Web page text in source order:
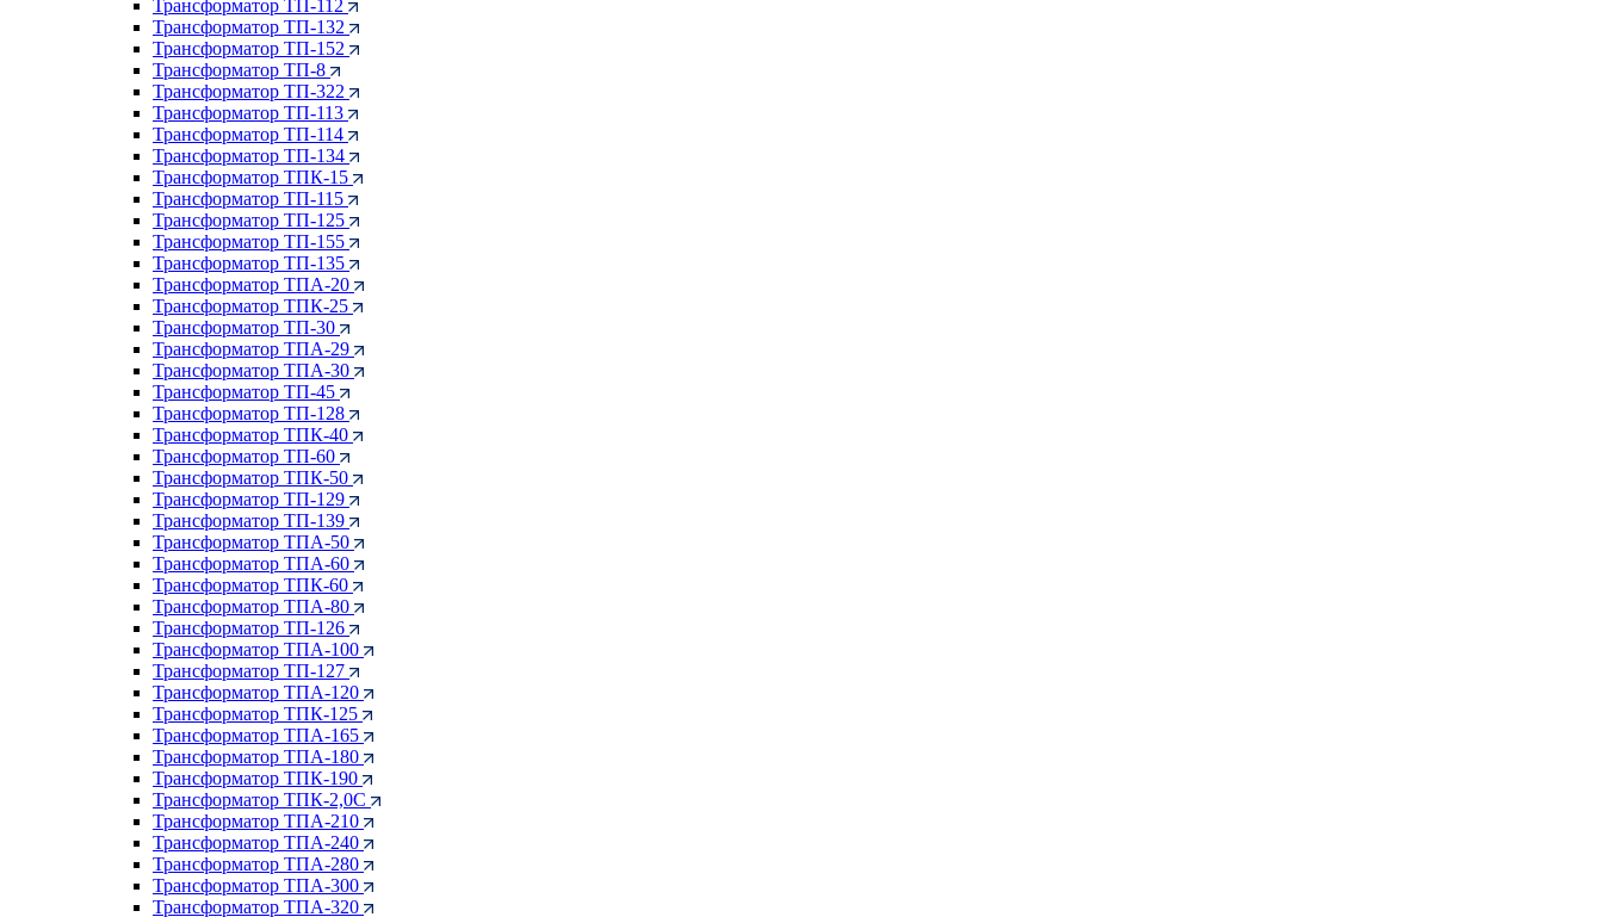
Трансформатор ТП-112
Трансформатор ТП-132
Трансформатор ТП-152
Трансформатор ТП-8
Трансформатор ТП-322
Трансформатор ТП-113
Трансформатор ТП-114
Трансформатор ТП-134
Трансформатор ТПК-15
Трансформатор ТП-115
Трансформатор ТП-125
Трансформатор ТП-155
Трансформатор ТП-135
Трансформатор ТПА-20
Трансформатор ТПК-25
Трансформатор ТП-30
Трансформатор ТПА-29
Трансформатор ТПА-30
Трансформатор ТП-45
Трансформатор ТП-128
Трансформатор ТПК-40
Трансформатор ТП-60
Трансформатор ТПК-50
Трансформатор ТП-129
Трансформатор ТП-139
Трансформатор ТПА-50
Трансформатор ТПА-60
Трансформатор ТПК-60
Трансформатор ТПА-80
Трансформатор ТП-126
Трансформатор ТПА-100
Трансформатор ТП-127
Трансформатор ТПА-120
Трансформатор ТПК-125
Трансформатор ТПА-165
Трансформатор ТПА-180
Трансформатор ТПК-190
Трансформатор ТПК-2,0С
Трансформатор ТПА-210
Трансформатор ТПА-240
Трансформатор ТПА-280
Трансформатор ТПА-300
Трансформатор ТПА-320